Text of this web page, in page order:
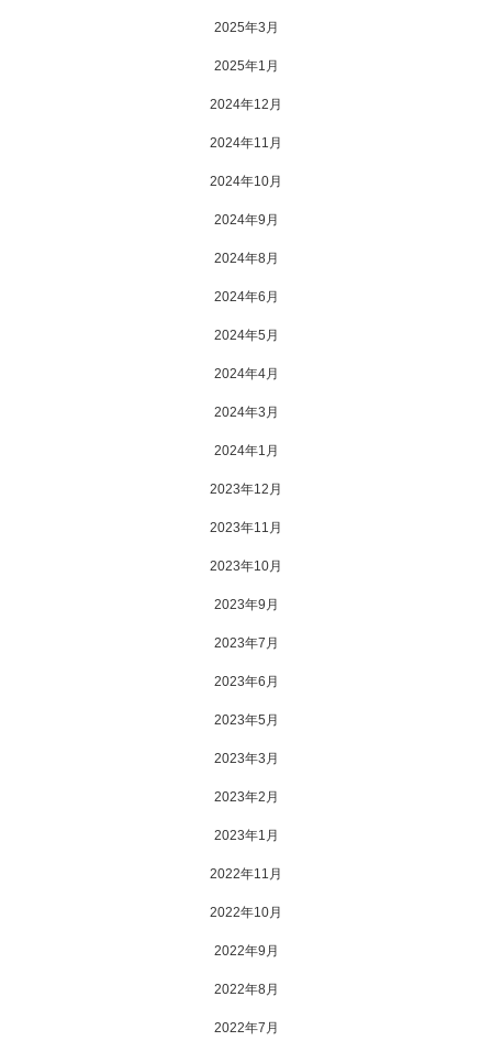
2025年3月
2025年1月
2024年12月
2024年11月
2024年10月
2024年9月
2024年8月
2024年6月
2024年5月
2024年4月
2024年3月
2024年1月
2023年12月
2023年11月
2023年10月
2023年9月
2023年7月
2023年6月
2023年5月
2023年3月
2023年2月
2023年1月
2022年11月
2022年10月
2022年9月
2022年8月
2022年7月